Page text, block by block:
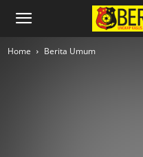
Home Berita Umum